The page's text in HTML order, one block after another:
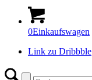
0Einkaufswagen
Link zu Dribbble